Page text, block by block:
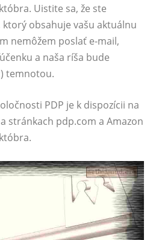
Uistite sa, že ste
obsahuje vašu aktuálnu
nemôžem poslať e-mail,
a naša ríša bude
temnotou.
PDP je k dispozícii na
stránkach pdp.com a Amazon